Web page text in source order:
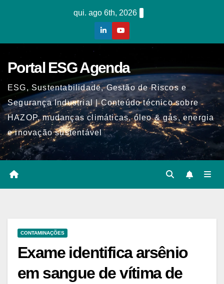
qui. ago 6th, 2026
Portal ESG Agenda
ESG, Sustentabilidade, Gestão de Riscos e
Segurança Industrial | Conteúdo técnico sobre
HAZOP, mudanças climáticas, óleo & gás, energia
e inovação sustentável
CONTAMINAÇÕES
Exame identifica arsênio
em sangue de vítima de